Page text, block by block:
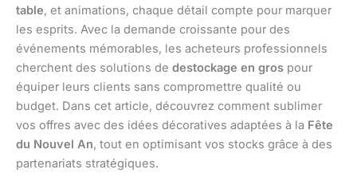
table, et animations, chaque détail compte pour marquer
les esprits. Avec la demande croissante pour des
événements mémorables, les acheteurs professionnels
cherchent des solutions de destockage en gros pour
équiper leurs clients sans compromettre qualité ou
budget. Dans cet article, découvrez comment sublimer
vos offres avec des idées décoratives adaptées à la Fête
du Nouvel An, tout en optimisant vos stocks grâce à des
partenariats stratégiques.